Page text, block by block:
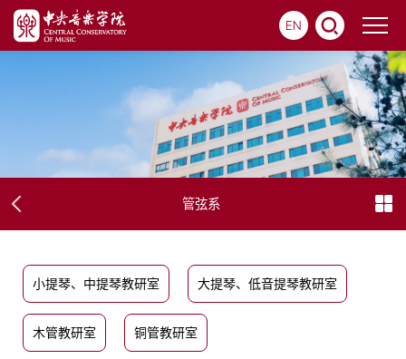
EN
管弦系
小提琴、中提琴教研室 大提琴、低音提琴教研室
木管教研室 铜管教研室